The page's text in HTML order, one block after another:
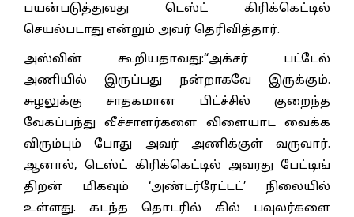
பயன்படுத்துவது டெஸ்ட் கிரிக்கெட்டில்
செயல்படாது என்றும் அவர் தெரிவித்தார்.
அஸ்வின் கூறியதாவது:“அக்சர் பட்டேல்
அணியில் இருப்பது நன்றாகவே இருக்கும்.
சுழலுக்கு சாதகமான பிட்ச்சில் குறைந்த
வேகப்பந்து வீச்சாளர்களை விளையாட வைக்க
விரும்பும் போது அவர் அணிக்குள் வருவார்.
ஆனால், டெஸ்ட் கிரிக்கெட்டில் அவரது பேட்டிங்
திறன் மிகவும் ‘அண்டர்ரேட்டட்’ நிலையில்
உள்ளது. கடந்த தொடரில் கில் பவுலர்களை